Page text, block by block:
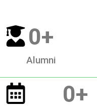
Alumni
0+
0+